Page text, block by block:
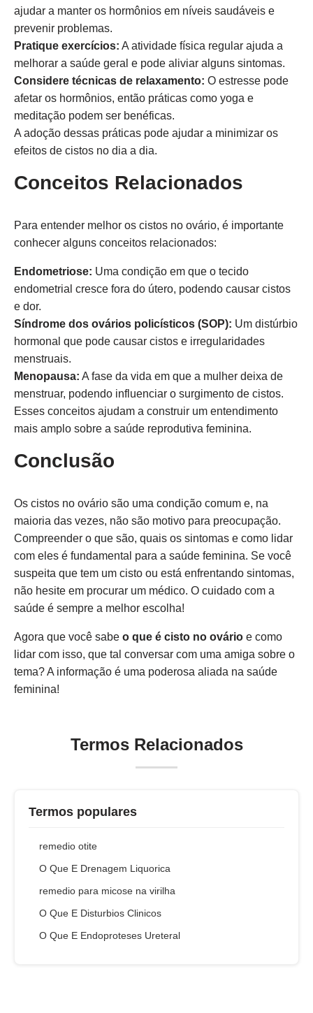
ajudar a manter os hormônios em níveis saudáveis e
prevenir problemas.
Pratique exercícios: A atividade física regular ajuda a
melhorar a saúde geral e pode aliviar alguns sintomas.
Considere técnicas de relaxamento: O estresse pode
afetar os hormônios, então práticas como yoga e
meditação podem ser benéficas.
A adoção dessas práticas pode ajudar a minimizar os
efeitos de cistos no dia a dia.
Conceitos Relacionados
Para entender melhor os cistos no ovário, é importante
conhecer alguns conceitos relacionados:
Endometriose: Uma condição em que o tecido
endometrial cresce fora do útero, podendo causar cistos
e dor.
Síndrome dos ovários policísticos (SOP): Um distúrbio
hormonal que pode causar cistos e irregularidades
menstruais.
Menopausa: A fase da vida em que a mulher deixa de
menstruar, podendo influenciar o surgimento de cistos.
Esses conceitos ajudam a construir um entendimento
mais amplo sobre a saúde reprodutiva feminina.
Conclusão
Os cistos no ovário são uma condição comum e, na
maioria das vezes, não são motivo para preocupação.
Compreender o que são, quais os sintomas e como lidar
com eles é fundamental para a saúde feminina. Se você
suspeita que tem um cisto ou está enfrentando sintomas,
não hesite em procurar um médico. O cuidado com a
saúde é sempre a melhor escolha!
Agora que você sabe o que é cisto no ovário e como
lidar com isso, que tal conversar com uma amiga sobre o
tema? A informação é uma poderosa aliada na saúde
feminina!
Termos Relacionados
Termos populares
remedio otite
O Que E Drenagem Liquorica
remedio para micose na virilha
O Que E Disturbios Clinicos
O Que E Endoproteses Ureteral